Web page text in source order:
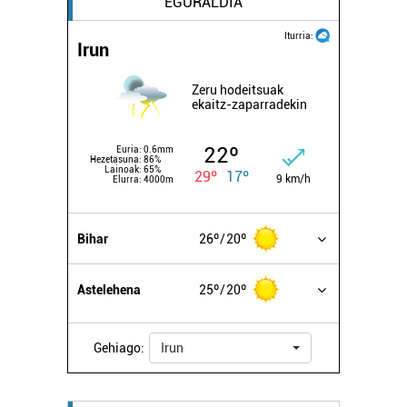
Iturria:
Irun
Zeru hodeitsuak
ekaitz-zaparradekin
Euria: 0.6mm
Hezetasuna: 86%
Lainoak: 65%
Elurra: 4000m
22º
29º 17º 9 km/h
Bihar 26º 20º
Astelehena 25º 20º
Gehiago: Irun